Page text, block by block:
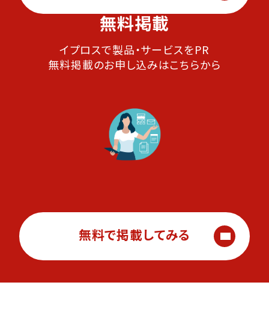
無料掲載
イプロスで製品・サービスをPR
無料掲載のお申し込みはこちらから
無料で掲載してみる